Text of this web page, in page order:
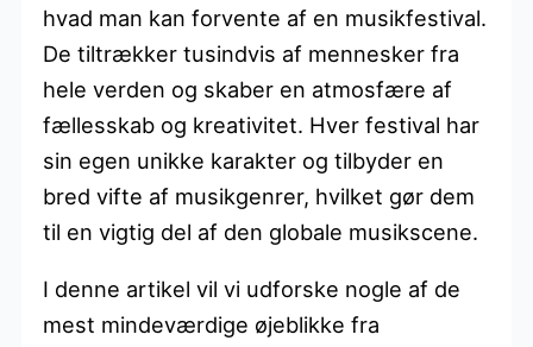
hvad man kan forvente af en musikfestival.
De tiltrækker tusindvis af mennesker fra
hele verden og skaber en atmosfære af
fællesskab og kreativitet. Hver festival har
sin egen unikke karakter og tilbyder en
bred vifte af musikgenrer, hvilket gør dem
til en vigtig del af den globale musikscene.
I denne artikel vil vi udforske nogle af de
mest mindeværdige øjeblikke fra